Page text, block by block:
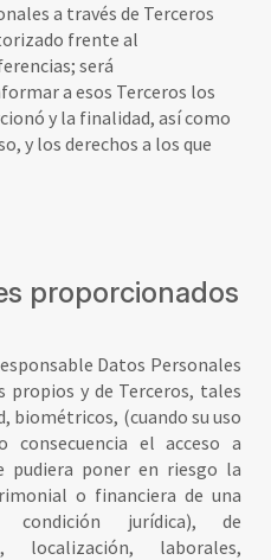
a través de Terceros
frente al
será
a esos Terceros los
y la finalidad, así como
y los derechos a los que
proporcionados
Datos Personales
propios y de Terceros, tales
biométricos, (cuando su uso
consecuencia el acceso a
pudiera poner en riesgo la
o financiera de una
jurídica), de
localización, laborales,